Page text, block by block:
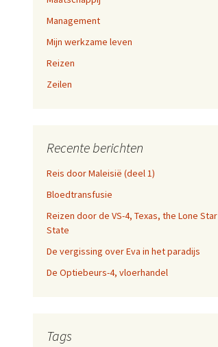
verhalen 9,
verhalen 5, 6,
Opa-dag
Mijn websites
Management
Mijn werkzame leven
Reizen
Zeilen
Recente berichten
Reis door Maleisië (deel 1)
Bloedtransfusie
Reizen door de VS-4, Texas, the Lone Star
State
De vergissing over Eva in het paradijs
De Optiebeurs-4, vloerhandel
Tags